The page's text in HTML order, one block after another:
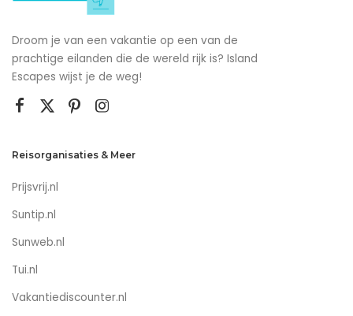
Droom je van een vakantie op een van de
prachtige eilanden die de wereld rijk is? Island
Escapes wijst je de weg!
Reisorganisaties & Meer
Prijsvrij.nl
Suntip.nl
Sunweb.nl
Tui.nl
Vakantiediscounter.nl